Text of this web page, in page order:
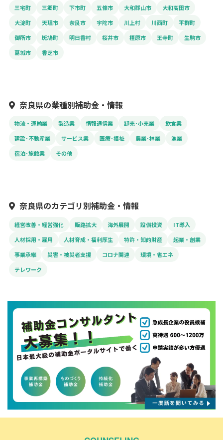
三宅町 三郷町 下市町 五條市 大和郡山市
大和高田市
大淀町
天理市 奈良市 宇陀市 川上村 川西町
平群町
御所市
斑鳩町 明日香村 桜井市 橿原市 王寺町
生駒市
葛城市
香芝市
奈良県の業種別補助金・情報
物流・運輸業 製造業 情報通信業 卸売･小売業
飲食業
建設･不動産業
サービス業 医療･福祉 農業･林業
漁業
宿泊･旅館業
その他
奈良県のカテゴリ別補助金・情報
経営改善・経営強化 販路拡大 海外展開 設備投資
IT導入
人材採用・雇用
人材育成・福利厚生 特許・知的財産
起業・創業
事業承継
災害・被災者支援 コロナ関連
環境・省エネ
テレワーク